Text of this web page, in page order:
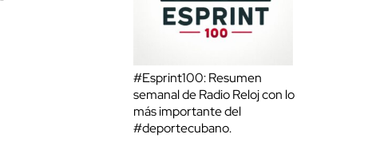
#Esprint100: Resumen
semanal de Radio Reloj con lo
más importante del
#deportecubano.